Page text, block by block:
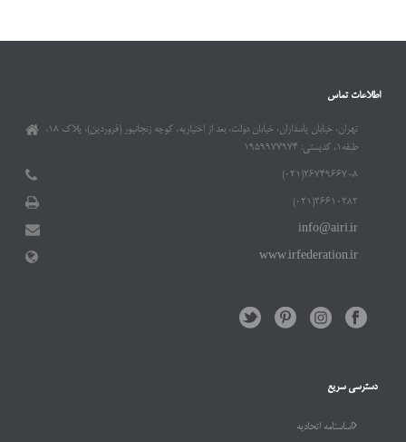
اطلاعات تماس
تهران، خیابان پاسداران، خیابان دولت، بعد از اختیاریه، کوچه زنجانپور (فروردین)، پلاک ۱۸،
طبقه۱، کدپستی: ۱۹۵۹۹۷۷۹۷۴
۲۶۷۴۹۶۶۷-۸(۰۲۱)
۲۶۶۱۰۲۸۲(۰۲۱)
info@airi.ir
www.irfederation.ir
دسترسی سریع
اساسنامه اتحادیه